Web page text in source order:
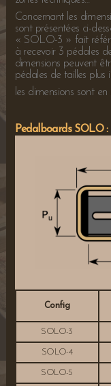
Concernant les
sont présentées ci-
« SOLO-3 » fait
à recevoir 3 pédales
dimensions peuvent
pédales de tailles
les dimensions sont en
Pedalboards SOLO :
Config
SOLO-3
SOLO-4
SOLO-5